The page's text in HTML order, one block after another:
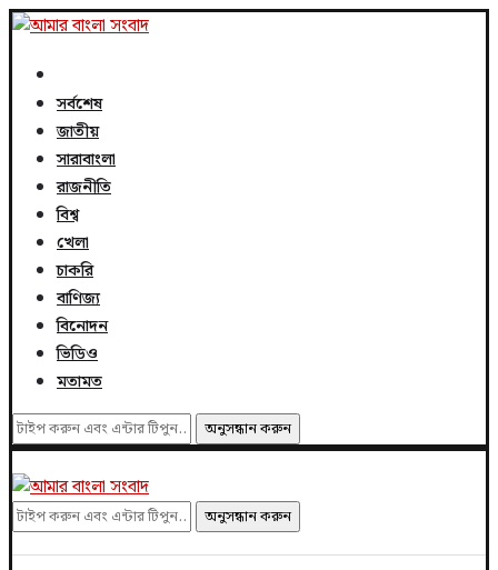
সর্বশেষ
জাতীয়
সারাবাংলা
রাজনীতি
বিশ্ব
খেলা
চাকরি
বাণিজ্য
বিনোদন
ভিডিও
মতামত
অনুসন্ধান করুন
অনুসন্ধান করুন